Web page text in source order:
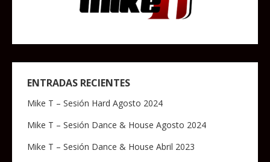
ENTRADAS RECIENTES
Mike T – Sesión Hard Agosto 2024
Mike T – Sesión Dance & House Agosto 2024
Mike T – Sesión Dance & House Abril 2023